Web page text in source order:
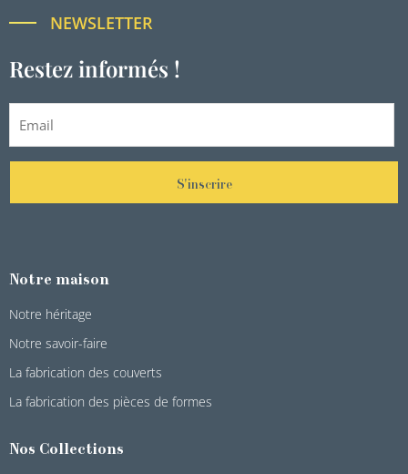
NEWSLETTER
Restez informés !
S'inscrire
Notre maison
Notre héritage
Notre savoir-faire
La fabrication des couverts
La fabrication des pièces de formes
Nos Collections